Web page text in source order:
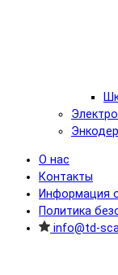
О нас
Контакты
Информация
Политика
info@td-